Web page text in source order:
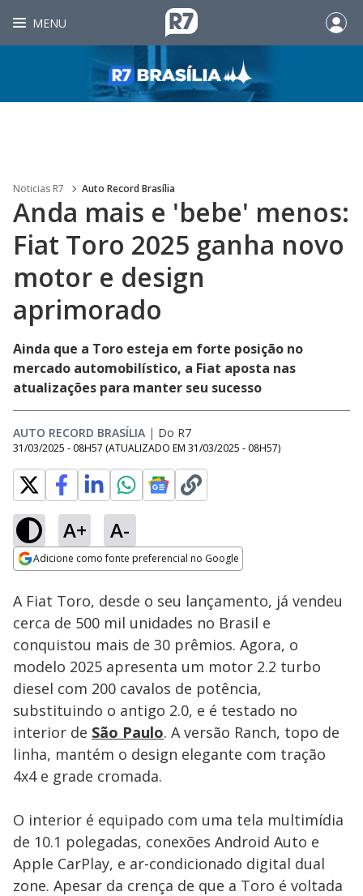
MENU
Noticias R7 Auto Record Brasília
Anda mais e 'bebe' menos:
Fiat Toro 2025 ganha novo
motor e design
aprimorado
Ainda que a Toro esteja em forte posição no
mercado automobilístico, a Fiat aposta nas
atualizações para manter seu sucesso
AUTO RECORD BRASÍLIA | Do R7
31/03/2025 - 08H57 (ATUALIZADO EM 31/03/2025 - 08H57)
A+ A-
Adicione como fonte preferencial no Google
Ativar
Loaded
20.32%
A Fiat Toro, desde o seu lançamento, já vendeu
cerca de 500 mil unidades no Brasil e
conquistou mais de 30 prêmios. Agora, o
modelo 2025 apresenta um motor 2.2 turbo
diesel com 200 cavalos de potência,
substituindo o antigo 2.0, e é testado no
interior de São Paulo. A versão Ranch, topo de
linha, mantém o design elegante com tração
4x4 e grade cromada.
O interior é equipado com uma tela multimídia
de 10.1 polegadas, conexões Android Auto e
Apple CarPlay, e ar-condicionado digital dual
zone. Apesar da crença de que a Toro é voltada